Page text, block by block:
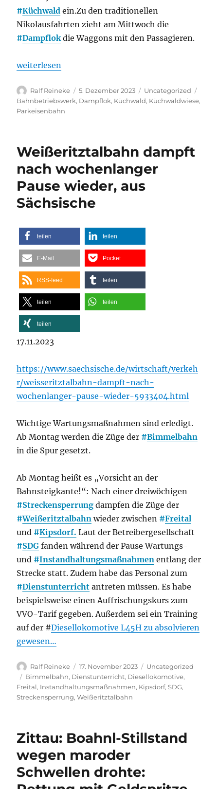
#Küchwald ein.Zu den traditionellen
Nikolausfahrten zieht am Mittwoch die
#Dampflok die Waggons mit den Passagieren.
„Chemnitz: Nikolausfahrten bei der
weiterlesen
Autor
Ralf Reineke
Veröffentlicht
am
5. Dezember 2023 Kategorien
Uncategorized
Bahnbetriebswerk, Dampflok, Küchwald, Küchwaldwiese,
Parkeisenbahn
Weißeritztalbahn dampft
nach wochenlanger
Pause wieder, aus
Sächsische
teilen teilen
E-Mail Pocket
RSS-feed teilen
teilen teilen
teilen
17.11.2023
https://www.saechsische.de/wirtschaft/verkeh
r/weisseritztalbahn-dampft-nach-
wochenlanger-pause-wieder-5933404.html
Wichtige Wartungsmaßnahmen sind erledigt.
Ab Montag werden die Züge der #Bimmelbahn
in die Spur gesetzt.
Ab Montag heißt es „Vorsicht an der
Bahnsteigkante!“: Nach einer dreiwöchigen
#Streckensperrung dampfen die Züge der
#Weißeritztalbahn wieder zwischen #Freital
und #Kipsdorf. Laut der Betreibergesellschaft
#SDG fanden während der Pause Wartungs-
und #Instandhaltungsmaßnahmen entlang der
Strecke statt. Zudem habe das Personal zum
#Dienstunterricht antreten müssen. Es habe
beispielsweise einen Auffrischungskurs zum
VVO-Tarif gegeben. Außerdem sei ein Training
auf der #Diesellokomotive L45H zu absolvieren
gewesen…
Autor
Ralf Reineke
Veröffentlicht
am
17. November 2023 Kategorien
Uncategorized
Schlagwörter
Bimmelbahn, Dienstunterricht, Diesellokomotive,
Freital, Instandhaltungsmaßnahmen, Kipsdorf,SDG,
Streckensperrung,Weißeritztalbahn
Zittau: Boahnl-Stillstand
wegen maroder
Schwellen drohte: